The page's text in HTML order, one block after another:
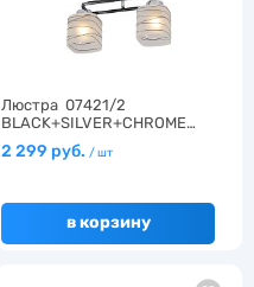
Люстра 07421/2
BLACK+SILVER+CHROME…
2 299 руб. / шт
в корзину